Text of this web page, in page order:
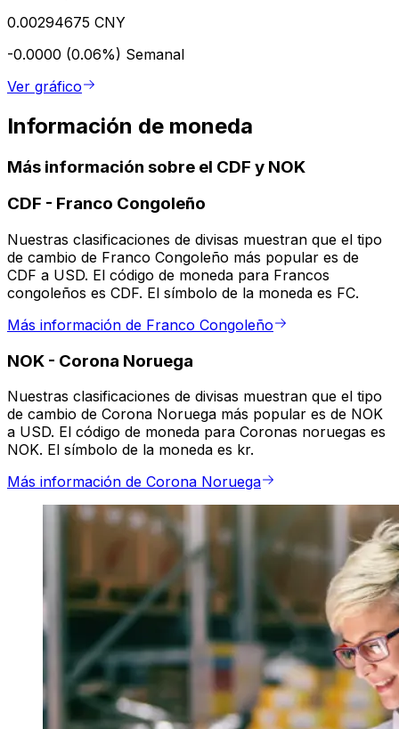
0.00294675 CNY
-0.0000 (0.06%) Semanal
Ver gráfico
Información de moneda
Más información sobre el CDF y NOK
CDF - Franco Congoleño
Nuestras clasificaciones de divisas muestran que el tipo
de cambio de Franco Congoleño más popular es de
CDF a USD. El código de moneda para Francos
congoleños es CDF. El símbolo de la moneda es FC.
Más información de Franco Congoleño
NOK - Corona Noruega
Nuestras clasificaciones de divisas muestran que el tipo
de cambio de Corona Noruega más popular es de NOK
a USD. El código de moneda para Coronas noruegas es
NOK. El símbolo de la moneda es kr.
Más información de Corona Noruega